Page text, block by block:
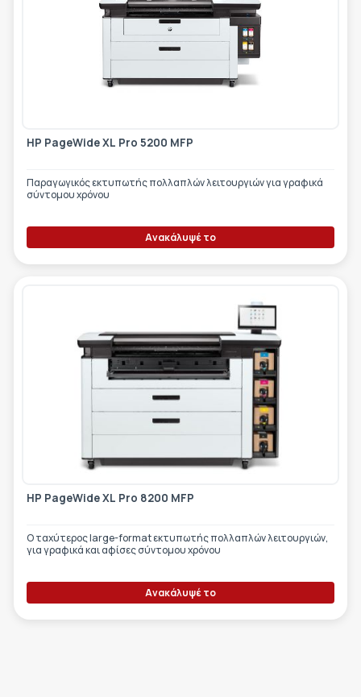
HP PageWide XL Pro 5200 MFP
Παραγωγικός εκτυπωτής πολλαπλών λειτουργιών για γραφικά
σύντομου χρόνου
Ανακάλυψέ το
HP PageWide XL Pro 8200 MFP
Ο ταχύτερος large-format εκτυπωτής πολλαπλών λειτουργιών,
για γραφικά και αφίσες σύντομου χρόνου
Ανακάλυψέ το